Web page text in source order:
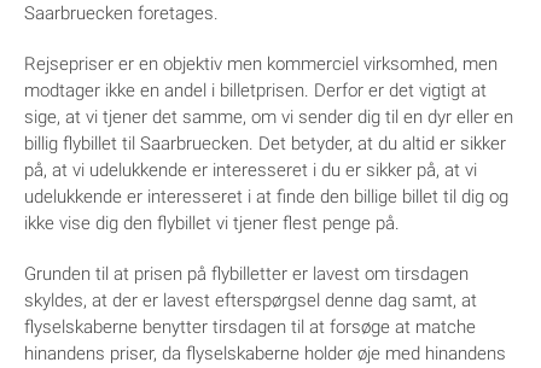
Saarbruecken foretages.
Rejsepriser er en objektiv men kommerciel virksomhed, men
modtager ikke en andel i billetprisen. Derfor er det vigtigt at
sige, at vi tjener det samme, om vi sender dig til en dyr eller en
billig flybillet til Saarbruecken. Det betyder, at du altid er sikker
på, at vi udelukkende er interesseret i du er sikker på, at vi
udelukkende er interesseret i at finde den billige billet til dig og
ikke vise dig den flybillet vi tjener flest penge på.
Grunden til at prisen på flybilletter er lavest om tirsdagen
skyldes, at der er lavest efterspørgsel denne dag samt, at
flyselskaberne benytter tirsdagen til at forsøge at matche
hinandens priser, da flyselskaberne holder øje med hinandens